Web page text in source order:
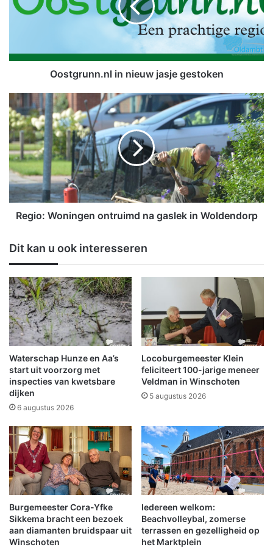
n
i
n
n
i
e
u
w
j
e
g
e
s
t
o
k
e
n
Oostgrunn.nl in nieuw jasje gestoken
e
g
i
o
:
W
o
n
e
n
o
n
t
r
u
i
m
d
n
a
g
s
l
e
k
i
n
W
o
l
Regio: Woningen ontruimd na gaslek in Woldendorp
Dit kan u ook interesseren
Waterschap Hunze en Aa’s
start uit voorzorg met
inspecties van kwetsbare
dijken
6 augustus 2026
Locoburgemeester Klein
feliciteert 100-jarige meneer
Veldman in Winschoten
5 augustus 2026
Burgemeester Cora-Yfke
Sikkema bracht een bezoek
aan diamanten bruidspaar uit
Winschoten
Iedereen welkom:
Beachvolleybal, zomerse
terrassen en gezelligheid op
het Marktplein